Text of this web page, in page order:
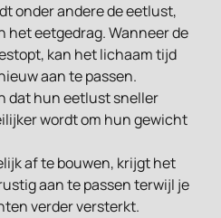
onder andere de eetlust,
het eetgedrag. Wanneer de
kan het lichaam tijd
aan te passen.
dat hun eetlust sneller
wordt om hun gewicht
af te bouwen, krijgt het
aan te passen terwijl je
verder versterkt.